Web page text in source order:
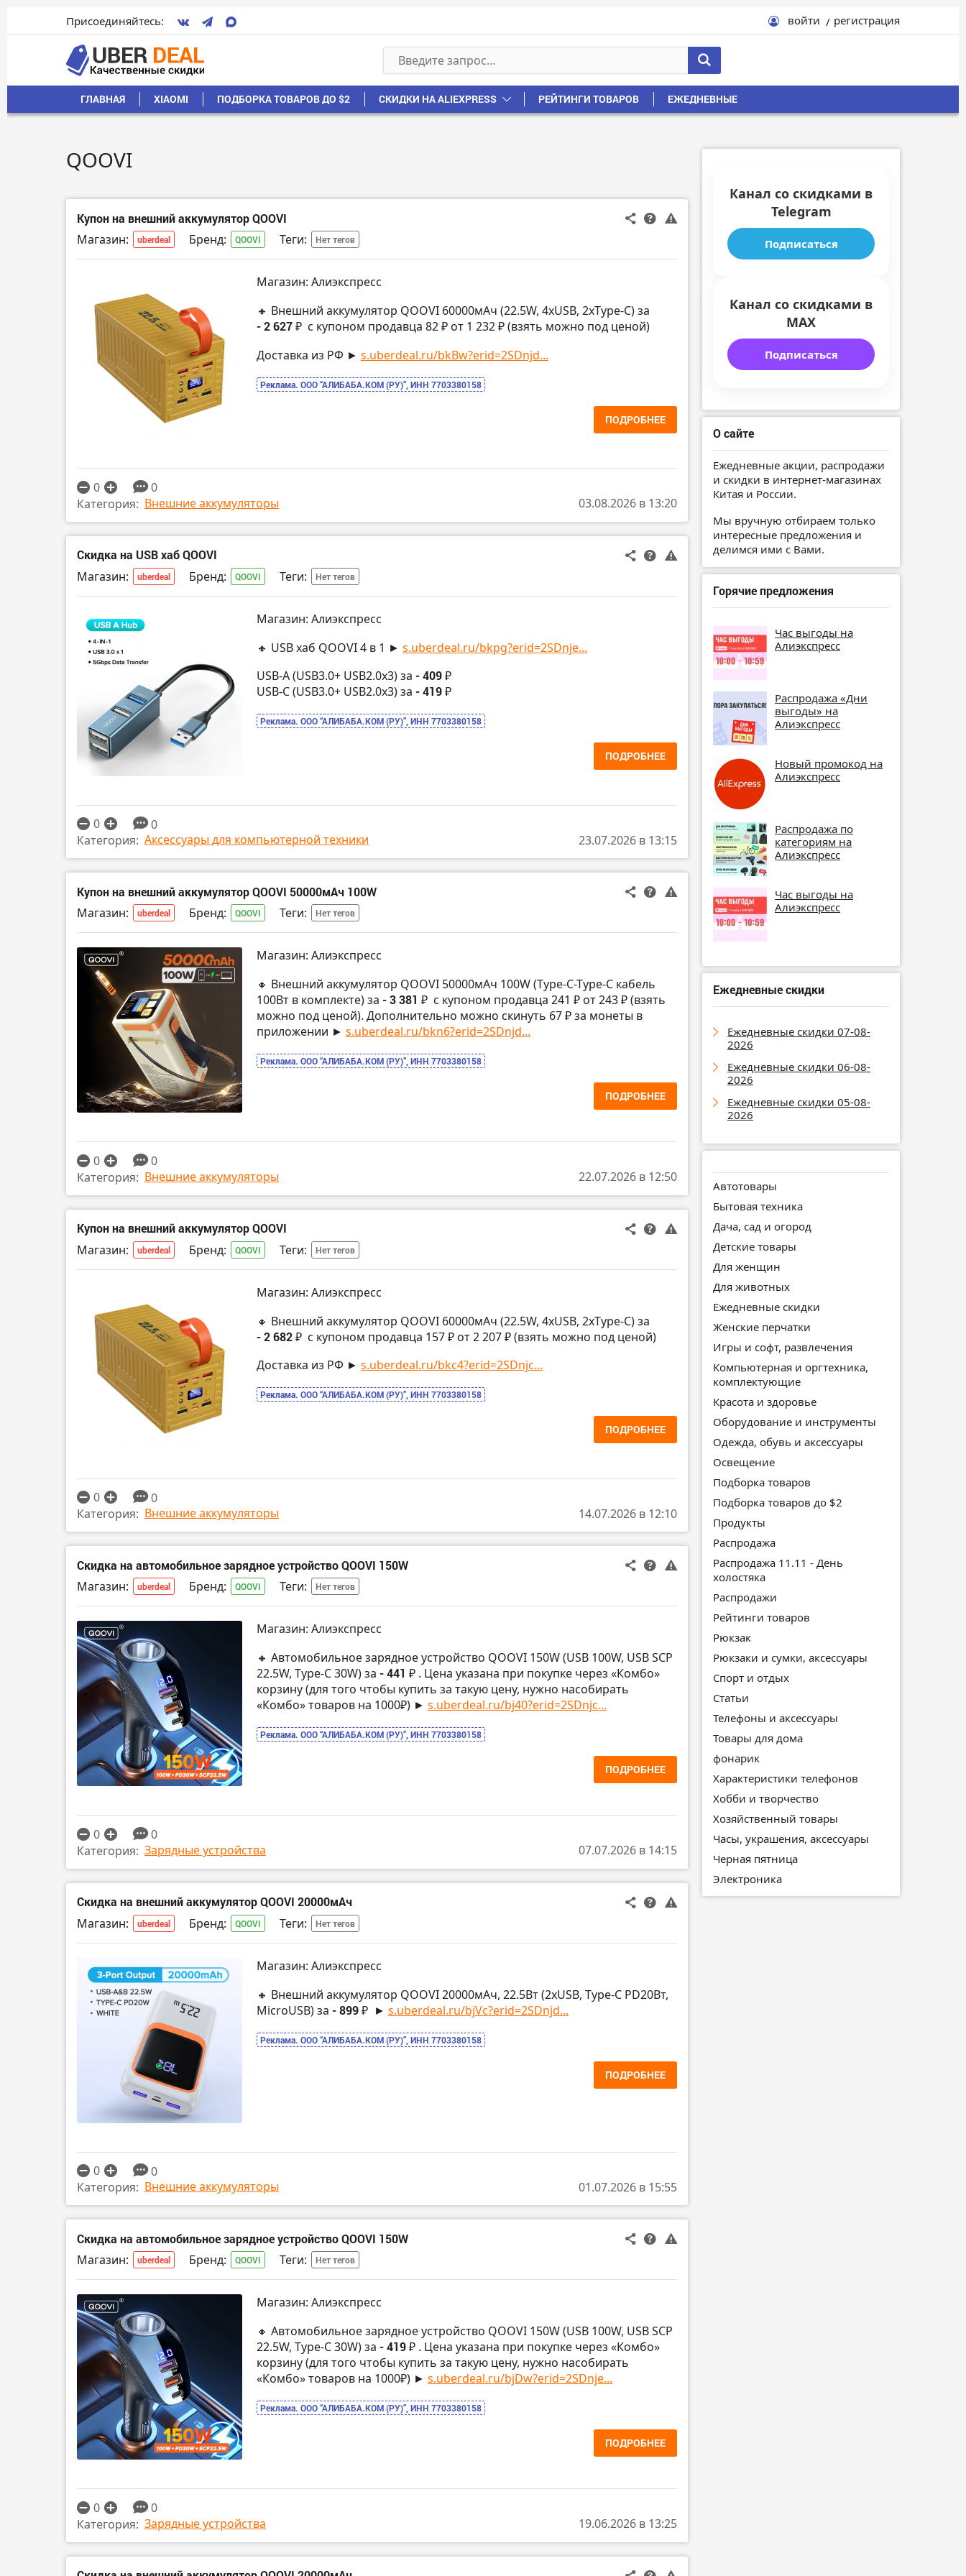
Присоединяйтесь: войти регистрация
ГЛАВНАЯ XIAOMI ПОДБОРКА ТОВАРОВ ДО $2 СКИДКИ НА ALIEXPRESS РЕЙТИНГИ ТОВАРОВ ЕЖЕДНЕВНЫЕ
QOOVI
Купон на внешний аккумулятор QOOVI
Магазин: uberdeal Бренд: QOOVI Теги: Нет тегов
Магазин: Алиэкспресс
🔸 Внешний аккумулятор QOOVI 60000мАч (22.5W, 4xUSB, 2xType-C) за
- 2 627 ₽ с купоном продавца 82 ₽ от 1 232 ₽ (взять можно под ценой)
Доставка из РФ ► s.uberdeal.ru/bkBw?erid=2SDnjd...
Реклама. ООО “АЛИБАБА.КОМ (РУ)”, ИНН 7703380158
ПОДРОБНЕЕ
0
0
Категория: Внешние аккумуляторы 03.08.2026 в 13:20
Скидка на USB хаб QOOVI
Магазин: uberdeal Бренд: QOOVI Теги: Нет тегов
Магазин: Алиэкспресс
🔸 USB хаб QOOVI 4 в 1 ► s.uberdeal.ru/bkpg?erid=2SDnje...
USB-А (USB3.0+ USB2.0х3) за - 409 ₽
USB-C (USB3.0+ USB2.0х3) за - 419 ₽
Реклама. ООО “АЛИБАБА.КОМ (РУ)”, ИНН 7703380158
ПОДРОБНЕЕ
0
0
Категория: Аксессуары для компьютерной техники 23.07.2026 в 13:15
Купон на внешний аккумулятор QOOVI 50000мАч 100W
Магазин: uberdeal Бренд: QOOVI Теги: Нет тегов
Магазин: Алиэкспресс
🔸 Внешний аккумулятор QOOVI 50000мАч 100W (Type-C-Type-C кабель
100Вт в комплекте) за - 3 381 ₽ с купоном продавца 241 ₽ от 243 ₽ (взять
можно под ценой). Дополнительно можно скинуть 67 ₽ за монеты в
приложении ► s.uberdeal.ru/bkn6?erid=2SDnjd...
Реклама. ООО “АЛИБАБА.КОМ (РУ)”, ИНН 7703380158
ПОДРОБНЕЕ
0
0
Категория: Внешние аккумуляторы 22.07.2026 в 12:50
Купон на внешний аккумулятор QOOVI
Магазин: uberdeal Бренд: QOOVI Теги: Нет тегов
Магазин: Алиэкспресс
🔸 Внешний аккумулятор QOOVI 60000мАч (22.5W, 4xUSB, 2xType-C) за
- 2 682 ₽ с купоном продавца 157 ₽ от 2 207 ₽ (взять можно под ценой)
Доставка из РФ ► s.uberdeal.ru/bkc4?erid=2SDnjc...
Реклама. ООО “АЛИБАБА.КОМ (РУ)”, ИНН 7703380158
ПОДРОБНЕЕ
0
0
Категория: Внешние аккумуляторы 14.07.2026 в 12:10
Скидка на автомобильное зарядное устройство QOOVI 150W
Магазин: uberdeal Бренд: QOOVI Теги: Нет тегов
Магазин: Алиэкспресс
🔸 Автомобильное зарядное устройство QOOVI 150W (USB 100W, USB SCP
22.5W, Type-C 30W) за - 441 ₽ . Цена указана при покупке через «Комбо»
корзину (для того чтобы купить за такую цену, нужно насобирать
«Комбо» товаров на 1000₽) ► s.uberdeal.ru/bj40?erid=2SDnjc...
Реклама. ООО “АЛИБАБА.КОМ (РУ)”, ИНН 7703380158
ПОДРОБНЕЕ
0
0
Категория: Зарядные устройства 07.07.2026 в 14:15
Скидка на внешний аккумулятор QOOVI 20000мАч
Магазин: uberdeal Бренд: QOOVI Теги: Нет тегов
Магазин: Алиэкспресс
🔸 Внешний аккумулятор QOOVI 20000мАч, 22.5Вт (2xUSB, Type-C PD20Вт,
MicroUSB) за - 899 ₽ ► s.uberdeal.ru/bjVc?erid=2SDnjd...
Реклама. ООО “АЛИБАБА.КОМ (РУ)”, ИНН 7703380158
ПОДРОБНЕЕ
0
0
Категория: Внешние аккумуляторы 01.07.2026 в 15:55
Скидка на автомобильное зарядное устройство QOOVI 150W
Магазин: uberdeal Бренд: QOOVI Теги: Нет тегов
Магазин: Алиэкспресс
🔸 Автомобильное зарядное устройство QOOVI 150W (USB 100W, USB SCP
22.5W, Type-C 30W) за - 419 ₽ . Цена указана при покупке через «Комбо»
корзину (для того чтобы купить за такую цену, нужно насобирать
«Комбо» товаров на 1000₽) ► s.uberdeal.ru/bjDw?erid=2SDnje...
Реклама. ООО “АЛИБАБА.КОМ (РУ)”, ИНН 7703380158
ПОДРОБНЕЕ
0
0
Категория: Зарядные устройства 19.06.2026 в 13:25
Канал со скидками в
Telegram
Подписаться
Канал со скидками в
MAX
Подписаться
О сайте
Ежедневные акции, распродажи
и скидки в интернет-магазинах
Китая и России.
Мы вручную отбираем только
интересные предложения и
делимся ими с Вами.
Горячие предложения
Час выгоды на
Алиэкспресс
Распродажа «Дни
выгоды» на
Алиэкспресс
Новый промокод на
Алиэкспресс
Распродажа по
категориям на
Алиэкспресс
Час выгоды на
Алиэкспресс
Ежедневные скидки
Ежедневные скидки 07-08-
2026
Ежедневные скидки 06-08-
2026
Ежедневные скидки 05-08-
2026
Автотовары
Бытовая техника
Дача, сад и огород
Детские товары
Для женщин
Для животных
Ежедневные скидки
Женские перчатки
Игры и софт, развлечения
Компьютерная и оргтехника,
комплектующие
Красота и здоровье
Оборудование и инструменты
Одежда, обувь и аксессуары
Освещение
Подборка товаров
Подборка товаров до $2
Продукты
Распродажа
Распродажа 11.11 - День
холостяка
Распродажи
Рейтинги товаров
Рюкзак
Рюкзаки и сумки, аксессуары
Спорт и отдых
Статьи
Телефоны и аксессуары
Товары для дома
фонарик
Характеристики телефонов
Хобби и творчество
Хозяйственный товары
Часы, украшения, аксессуары
Черная пятница
Электроника